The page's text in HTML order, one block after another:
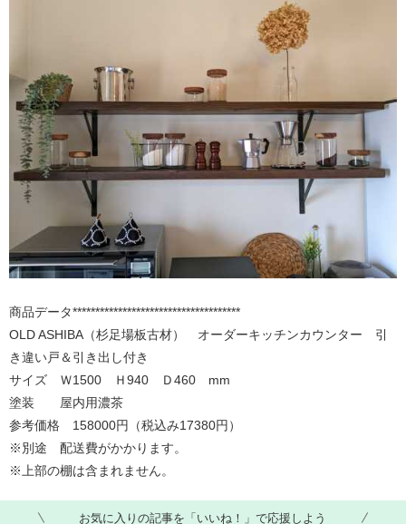
商品データ*************************************
OLD ASHIBA（杉足場板古材） オーダーキッチンカウンター 引
き違い戸＆引き出し付き
サイズ Ｗ1500 Ｈ940 Ｄ460 mm
塗装 屋内用濃茶
参考価格 158000円（税込み17380円）
※別途 配送費がかかります。
※上部の棚は含まれません。
お気に入りの記事を「いいね！」で応援しよう